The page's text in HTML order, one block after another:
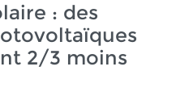
: des
2/3 moins